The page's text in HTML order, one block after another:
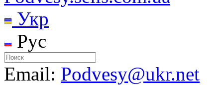
Укр
Рус
Email: Podvesy@ukr.net